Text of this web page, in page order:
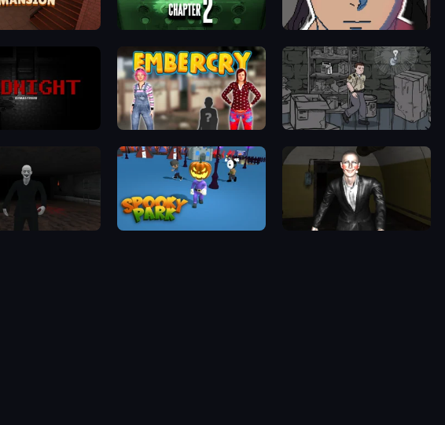
Laqueus Escape: Chapter II Breaking the Silent Lies
Embercry Scarred
Spooky Park Case: Smile 2